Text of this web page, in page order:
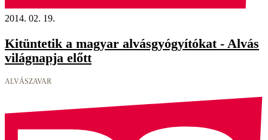
2014. 02. 19.
Kitüntetik a magyar alvásgyógyítókat - Alvás
világnapja előtt
ALVÁSZAVAR